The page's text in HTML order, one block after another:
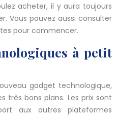
acheter, il y aura toujours
Vous pouvez aussi consulter
pour commencer.
à petit
gadget technologique,
très bons plans. Les prix sont
aux autres plateformes